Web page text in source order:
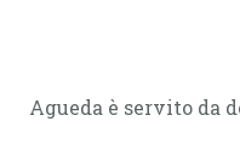
Agueda è servito da